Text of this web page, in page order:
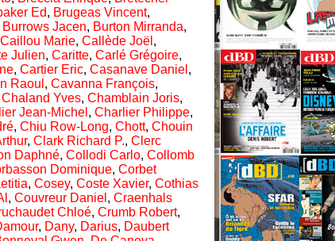
Ed, Brugeas Vincent,
Burrows Jacen, Burton Mirranda,
Caillou Marie, Callède Joël ,
Julien, Caritte, Carlé Grégoire,
, Cartier Eric, Casanave Daniel ,
Raoul , Cavanna François,
Chaland Yves, Chamblain Joris,
Jean-Michel , Charlier Philippe,
, Chiu Row-Long, Chott, Chouin
, Clark Richard P., Clerc
Daphné, Collodi Carlo, Collomb
Dominique, Corbet
, Cosey, Coste Xavier, Cothias
, Couvreur Daniel , Craenhals
Chloé, Crumb Robert,
, Dany, Darius, Daubert